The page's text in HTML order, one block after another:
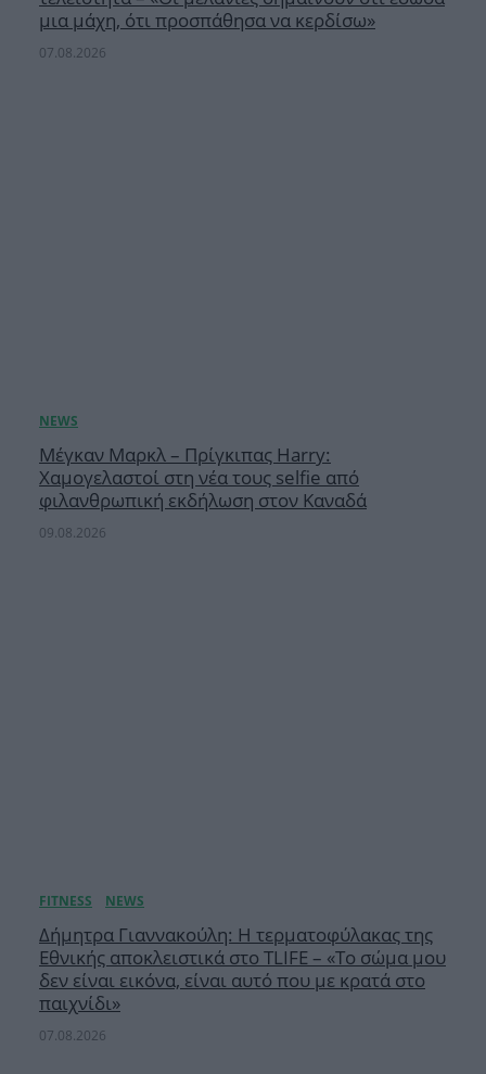
μια μάχη, ότι προσπάθησα να κερδίσω»
07.08.2026
Μέγκαν Μαρκλ – Πρίγκιπας Harry:
Χαμογελαστοί στη νέα τους selfie από
φιλανθρωπική εκδήλωση στον Καναδά
09.08.2026
Δήμητρα Γιαννακούλη: Η τερματοφύλακας της
Εθνικής αποκλειστικά στο TLIFE – «Το σώμα μου
δεν είναι εικόνα, είναι αυτό που με κρατά στο
παιχνίδι»
07.08.2026